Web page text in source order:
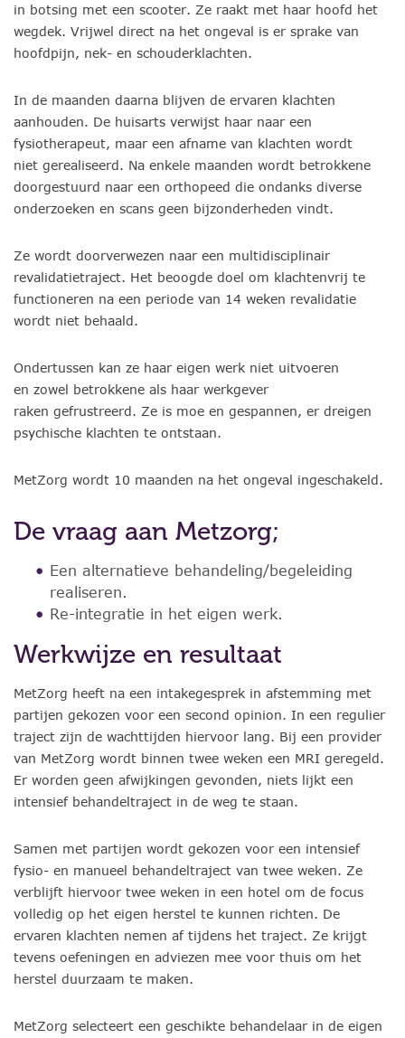
in botsing met een scooter. Ze raakt met haar hoofd het
wegdek. Vrijwel direct na het ongeval is er sprake van
hoofdpijn, nek- en schouderklachten.
In de maanden daarna blijven de ervaren klachten
aanhouden. De huisarts verwijst haar naar een
fysiotherapeut, maar een afname van klachten wordt
niet gerealiseerd. Na enkele maanden wordt betrokkene
doorgestuurd naar een orthopeed die ondanks diverse
onderzoeken en scans geen bijzonderheden vindt.
Ze wordt doorverwezen naar een multidisciplinair
revalidatietraject. Het beoogde doel om klachtenvrij te
functioneren na een periode van 14 weken revalidatie
wordt niet behaald.
Ondertussen kan ze haar eigen werk niet uitvoeren
en zowel betrokkene als haar werkgever
raken gefrustreerd. Ze is moe en gespannen, er dreigen
psychische klachten te ontstaan.
MetZorg wordt 10 maanden na het ongeval ingeschakeld.
De vraag aan Metzorg;
Een alternatieve behandeling/begeleiding
realiseren.
Re-integratie in het eigen werk.
Werkwijze en resultaat
MetZorg heeft na een intakegesprek in afstemming met
partijen gekozen voor een second opinion. In een regulier
traject zijn de wachttijden hiervoor lang. Bij een provider
van MetZorg wordt binnen twee weken een MRI geregeld.
Er worden geen afwijkingen gevonden, niets lijkt een
intensief behandeltraject in de weg te staan.
Samen met partijen wordt gekozen voor een intensief
fysio- en manueel behandeltraject van twee weken. Ze
verblijft hiervoor twee weken in een hotel om de focus
volledig op het eigen herstel te kunnen richten. De
ervaren klachten nemen af tijdens het traject. Ze krijgt
tevens oefeningen en adviezen mee voor thuis om het
herstel duurzaam te maken.
MetZorg selecteert een geschikte behandelaar in de eigen